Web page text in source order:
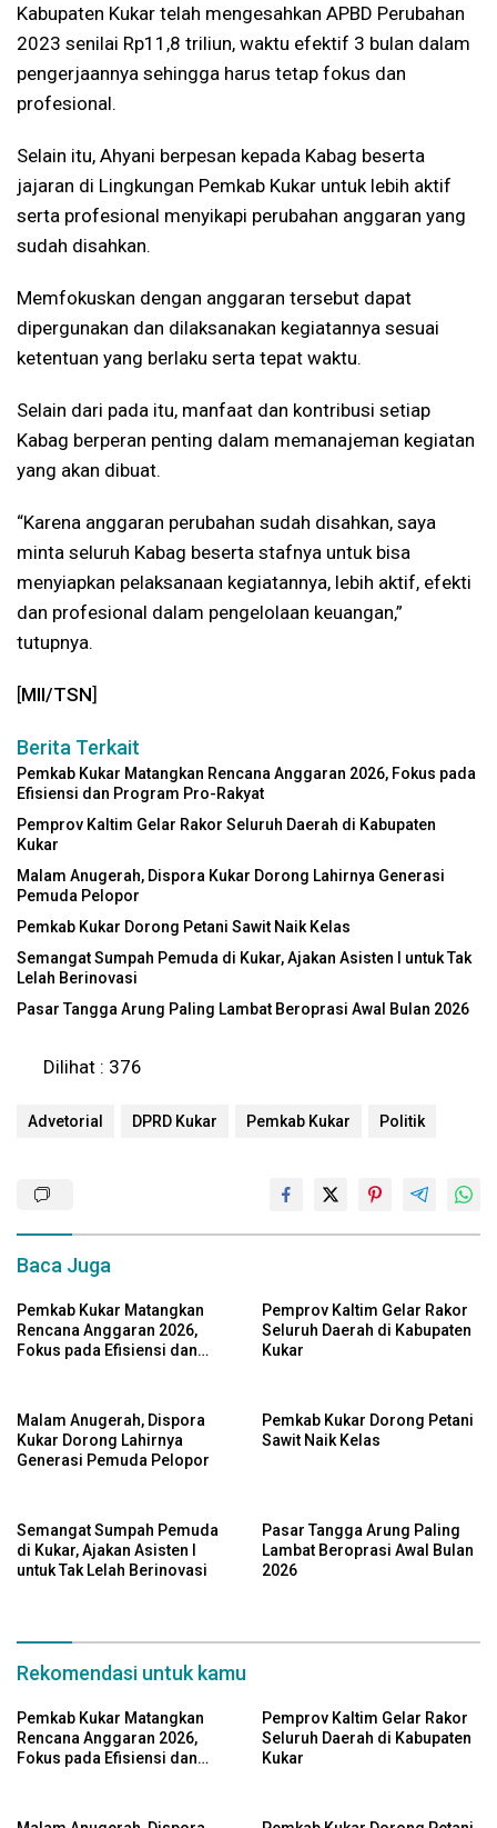
Kabupaten Kukar telah mengesahkan APBD Perubahan
2023 senilai Rp11,8 triliun, waktu efektif 3 bulan dalam
pengerjaannya sehingga harus tetap fokus dan
profesional.
Selain itu, Ahyani berpesan kepada Kabag beserta
jajaran di Lingkungan Pemkab Kukar untuk lebih aktif
serta profesional menyikapi perubahan anggaran yang
sudah disahkan.
Memfokuskan dengan anggaran tersebut dapat
dipergunakan dan dilaksanakan kegiatannya sesuai
ketentuan yang berlaku serta tepat waktu.
Selain dari pada itu, manfaat dan kontribusi setiap
Kabag berperan penting dalam memanajeman kegiatan
yang akan dibuat.
“Karena anggaran perubahan sudah disahkan, saya
minta seluruh Kabag beserta stafnya untuk bisa
menyiapkan pelaksanaan kegiatannya, lebih aktif, efekti
dan profesional dalam pengelolaan keuangan,”
tutupnya.
[MII/TSN]
Berita Terkait
Pemkab Kukar Matangkan Rencana Anggaran 2026, Fokus pada
Efisiensi dan Program Pro-Rakyat
Pemprov Kaltim Gelar Rakor Seluruh Daerah di Kabupaten
Kukar
Malam Anugerah, Dispora Kukar Dorong Lahirnya Generasi
Pemuda Pelopor
Pemkab Kukar Dorong Petani Sawit Naik Kelas
Semangat Sumpah Pemuda di Kukar, Ajakan Asisten I untuk Tak
Lelah Berinovasi
Pasar Tangga Arung Paling Lambat Beroprasi Awal Bulan 2026
Dilihat : 376
Advetorial DPRD Kukar Pemkab Kukar Politik
Baca Juga
Pemkab Kukar Matangkan
Rencana Anggaran 2026,
Fokus pada Efisiensi dan
Pemprov Kaltim Gelar Rakor
Seluruh Daerah di Kabupaten
Kukar
Malam Anugerah, Dispora
Kukar Dorong Lahirnya
Generasi Pemuda Pelopor
Pemkab Kukar Dorong Petani
Sawit Naik Kelas
Semangat Sumpah Pemuda
di Kukar, Ajakan Asisten I
untuk Tak Lelah Berinovasi
Pasar Tangga Arung Paling
Lambat Beroprasi Awal Bulan
2026
Rekomendasi untuk kamu
Pemkab Kukar Matangkan
Rencana Anggaran 2026,
Fokus pada Efisiensi dan
Pemprov Kaltim Gelar Rakor
Seluruh Daerah di Kabupaten
Kukar